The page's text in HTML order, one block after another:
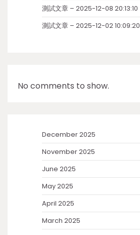
測試文章 – 2025-12-08 20:13:10
測試文章 – 2025-12-02 10:09:20
No comments to show.
December 2025
November 2025
June 2025
May 2025
April 2025
March 2025